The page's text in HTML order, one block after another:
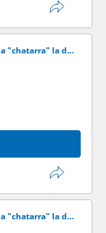
Moody's rebaja tambin a "chatarra" la deuda de la elctrica de Puerto Rico
Moody's rebaja tambin a "chatarra" la deuda de la elctrica de Puerto Rico